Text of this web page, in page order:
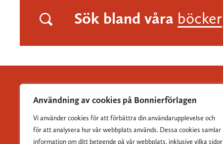
Användning av cookies på Bonnierförlagen
Vi använder cookies för att förbättra din användarupplevelse och
för att analysera hur vår webbplats används. Dessa cookies samlar
information om ditt beteende på vår webbplats, inklusive vilka sidor
Sök bland våra böcker
Albert Bonniers Förlag grundades 1837 och är Sveriges
största skönlitterära förlag.